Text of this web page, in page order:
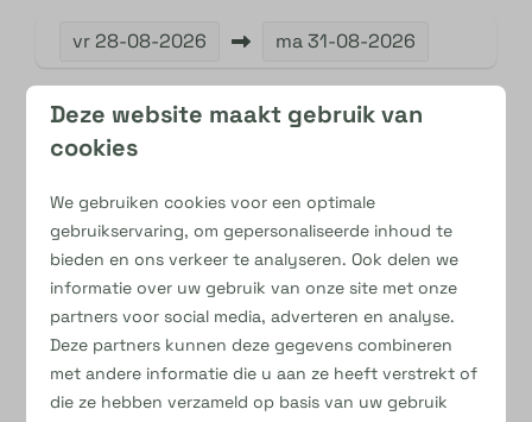
vr 28-08-2026 ma31-08-2026
do
27 aug
vr
28 aug
29 aug
3 nachten — € 507 —
4 nachten — — —
Deze website maakt gebruik van
cookies
We gebruiken cookies voor een optimale
gebruikservaring, om gepersonaliseerde inhoud te
bieden en ons verkeer te analyseren. Ook delen we
informatie over uw gebruik van onze site met onze
partners voor social media, adverteren en analyse.
Deze partners kunnen deze gegevens combineren
met andere informatie die u aan ze heeft verstrekt of
die ze hebben verzameld op basis van uw gebruik